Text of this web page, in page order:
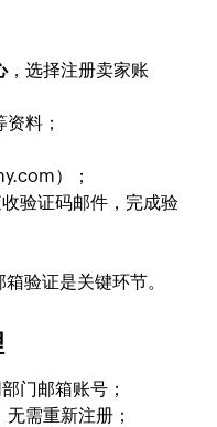
，选择注册卖家账
料；
）；
验证码邮件，完成验
验证是关键环节。
门邮箱账号；
需重新注册；